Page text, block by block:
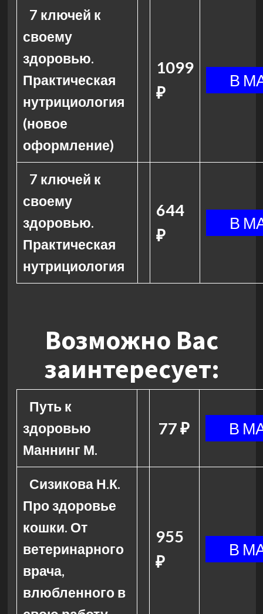
7 ключей к
своему
здоровью.
Практическая
нутрициология
(новое
оформление)
1099
₽
7 ключей к
своему
здоровью.
Практическая
нутрициология
644
₽
Возможно Вас
заинтересует:
Путь к
здоровью
Маннинг М.
77 ₽
Сизикова Н.К.
Про здоровье
кошки. От
ветеринарного
врача,
влюбленного в
955
₽